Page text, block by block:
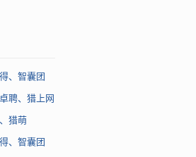
、智囊团
聘、猎上网
猎萌
、智囊团